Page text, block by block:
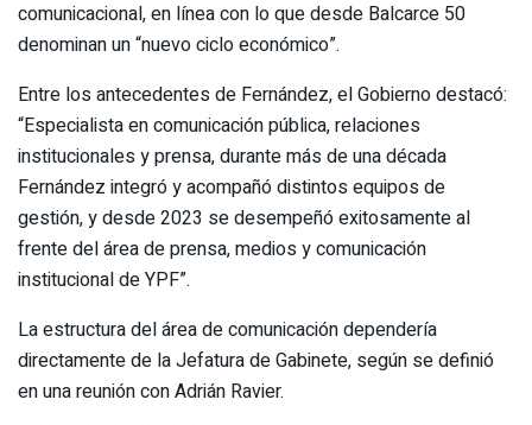
comunicacional, en línea con lo que desde Balcarce 50
denominan un “nuevo ciclo económico”.
Entre los antecedentes de Fernández, el Gobierno destacó:
“Especialista en comunicación pública, relaciones
institucionales y prensa, durante más de una década
Fernández integró y acompañó distintos equipos de
gestión, y desde 2023 se desempeñó exitosamente al
frente del área de prensa, medios y comunicación
institucional de YPF”.
La estructura del área de comunicación dependería
directamente de la Jefatura de Gabinete, según se definió
en una reunión con Adrián Ravier.